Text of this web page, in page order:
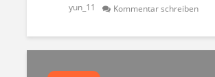
yun_11 Kommentar schreiben